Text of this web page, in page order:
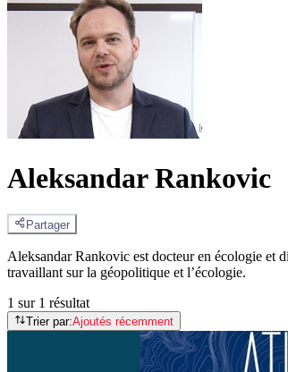
Aleksandar Rankovic
Partager
Aleksandar Rankovic est docteur en écologie et
travaillant sur la géopolitique et l’écologie.
1 sur 1 résultat
Trier par:Ajoutés récemment